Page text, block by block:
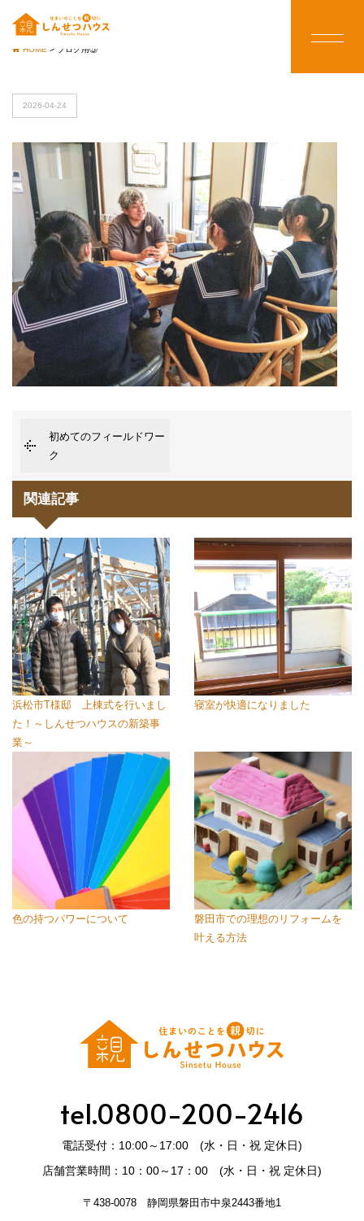
HOME > ブログ用⑤
2026-04-24
初めてのフィールドワー
ク
関連記事
浜松市T様邸 上棟式を行いまし
た！～しんせつハウスの新築事
業～
寝室が快適になりました
色の持つパワーについて
磐田市での理想のリフォームを
叶える方法
tel.0800-200-2416
電話受付：10:00～17:00 (水・日・祝 定休日)
店舗営業時間：10：00～17：00 (水・日・祝 定休日)
〒438-0078 静岡県磐田市中泉2443番地1